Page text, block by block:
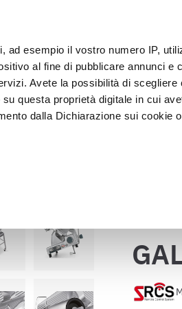
ad esempio il vostro numero IP,
al fine di pubblicare annunci e
Avete la possibilità di
questa proprietà digitale in cui
dalla Dichiarazione sui cookie
alla ricerca di caratteristiche
cookie.
del servizio richiesto, per
Condividiamo inoltre
pubblicità e social media, i quali
Abbattitori